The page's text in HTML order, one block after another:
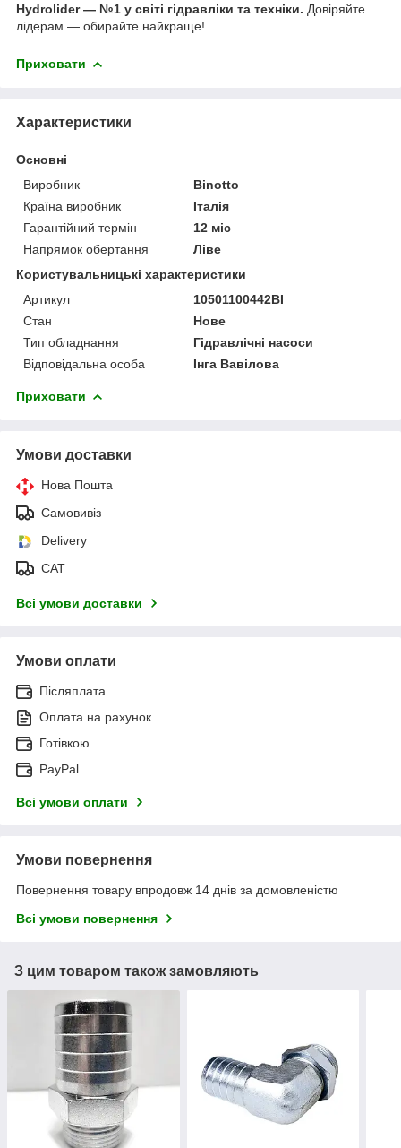
Hydrolider — №1 у світі гідравліки та техніки. Довіряйте
лідерам — обирайте найкраще!
Приховати
Характеристики
Основні
Виробник
Binotto
Країна виробник
Італія
Гарантійний термін
12 міс
Напрямок обертання
Ліве
Користувальницькі характеристики
Артикул
10501100442BI
Стан
Нове
Тип обладнання
Гідравлічні насоси
Відповідальна особа
Інга Вавілова
Приховати
Умови доставки
Нова Пошта
Самовивіз
Delivery
САТ
Всі умови доставки
Умови оплати
Післяплата
Оплата на рахунок
Готівкою
PayPal
Всі умови оплати
Умови повернення
Повернення товару впродовж 14 днів за домовленістю
Всі умови повернення
З цим товаром також замовляють